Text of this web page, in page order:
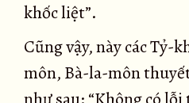
khốc liệt”.
Cũng vậy, này các Tỷ-
môn, Bà-la-môn